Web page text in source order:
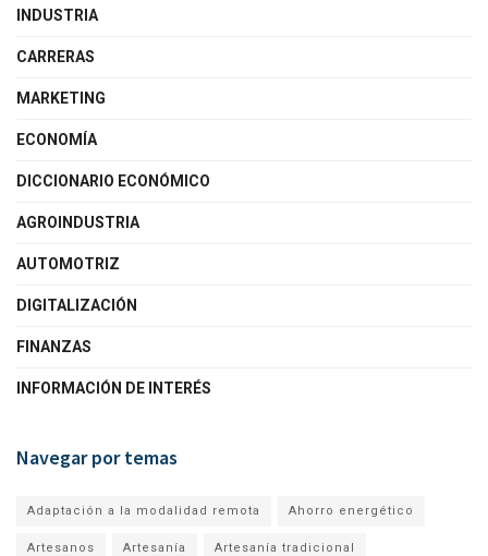
INDUSTRIA
CARRERAS
MARKETING
ECONOMÍA
DICCIONARIO ECONÓMICO
AGROINDUSTRIA
AUTOMOTRIZ
DIGITALIZACIÓN
FINANZAS
INFORMACIÓN DE INTERÉS
Navegar por temas
Adaptación a la modalidad remota Ahorro energético
Artesanos Artesanía Artesanía tradicional